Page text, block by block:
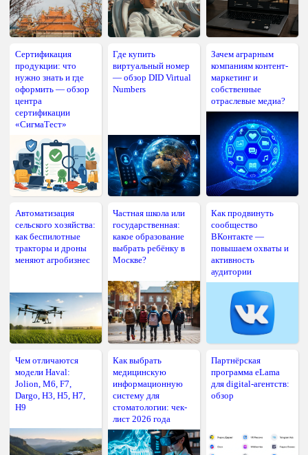
Сертификация
продукции: что
нужно знать и где
оформить — обзор
центра
сертификации
«СигмаТест»
Где купить
виртуальный номер
— обзор DID Virtual
Numbers
Зачем аграрным
компаниям контент-
маркетинг и
собственные
отраслевые медиа?
Автоматизация
сельского хозяйства:
как беспилотные
тракторы и дроны
меняют агробизнес
Частная школа или
государственная:
какое образование
выбрать ребёнку в
Москве?
Как продвинуть
сообщество
ВКонтакте —
повышаем охваты и
активность
аудитории
Чем отличаются
модели Haval:
Jolion, M6, F7,
Dargo, H3, H5, H7,
H9
Как выбрать
медицинскую
информационную
систему для
стоматологии: чек-
лист 2026 года
Партнёрская
программа eLama
для digital-агентств:
обзор